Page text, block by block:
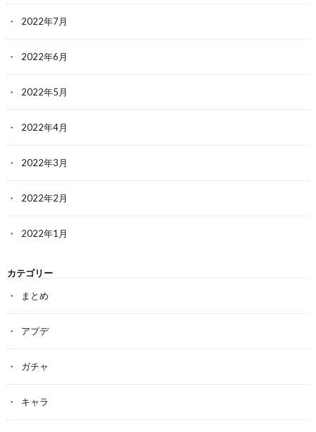
2022年7月
2022年6月
2022年5月
2022年4月
2022年3月
2022年2月
2022年1月
カテゴリー
まとめ
アプデ
ガチャ
キャラ